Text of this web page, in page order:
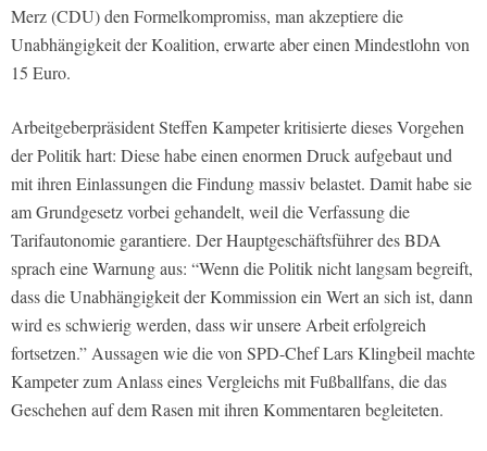
Merz (CDU) den Formelkompromiss, man akzeptiere die
Unabhängigkeit der Koalition, erwarte aber einen Mindestlohn von
15 Euro.
Arbeitgeberpräsident Steffen Kampeter kritisierte dieses Vorgehen
der Politik hart: Diese habe einen enormen Druck aufgebaut und
mit ihren Einlassungen die Findung massiv belastet. Damit habe sie
am Grundgesetz vorbei gehandelt, weil die Verfassung die
Tarifautonomie garantiere. Der Hauptgeschäftsführer des BDA
sprach eine Warnung aus: “Wenn die Politik nicht langsam begreift,
dass die Unabhängigkeit der Kommission ein Wert an sich ist, dann
wird es schwierig werden, dass wir unsere Arbeit erfolgreich
fortsetzen.” Aussagen wie die von SPD-Chef Lars Klingbeil machte
Kampeter zum Anlass eines Vergleichs mit Fußballfans, die das
Geschehen auf dem Rasen mit ihren Kommentaren begleiteten.